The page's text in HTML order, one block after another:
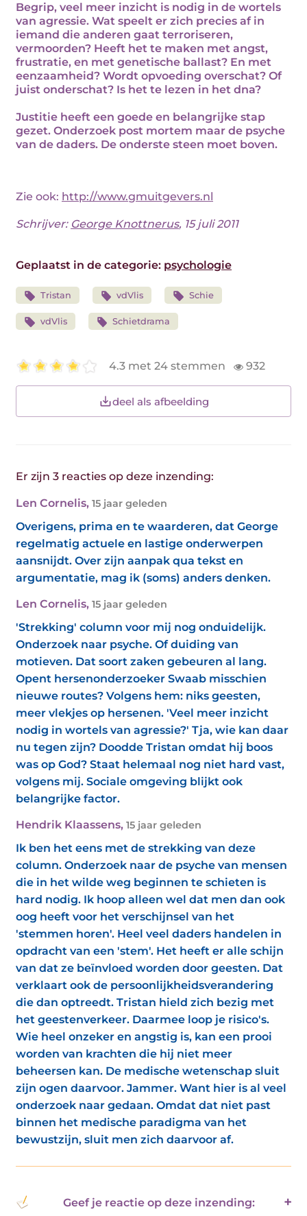
Begrip, veel meer inzicht is nodig in de wortels
van agressie. Wat speelt er zich precies af in
iemand die anderen gaat terroriseren,
vermoorden? Heeft het te maken met angst,
frustratie, en met genetische ballast? En met
eenzaamheid? Wordt opvoeding overschat? Of
juist onderschat? Is het te lezen in het dna?
Justitie heeft een goede en belangrijke stap
gezet. Onderzoek post mortem maar de psyche
van de daders. De onderste steen moet boven.
Zie ook: http://www.gmuitgevers.nl
Schrijver: George Knottnerus, 15 juli 2011
Geplaatst in de categorie: psychologie
Tristan vdVlis Schie
vdVlis Schietdrama
4.3 met 24 stemmen 932
deel als afbeelding
Er zijn 3 reacties op deze inzending:
Len Cornelis, 15 jaar geleden
Overigens, prima en te waarderen, dat George
regelmatig actuele en lastige onderwerpen
aansnijdt. Over zijn aanpak qua tekst en
argumentatie, mag ik (soms) anders denken.
Len Cornelis, 15 jaar geleden
'Strekking' column voor mij nog onduidelijk.
Onderzoek naar psyche. Of duiding van
motieven. Dat soort zaken gebeuren al lang.
Opent hersenonderzoeker Swaab misschien
nieuwe routes? Volgens hem: niks geesten,
meer vlekjes op hersenen. 'Veel meer inzicht
nodig in wortels van agressie?' Tja, wie kan daar
nu tegen zijn? Doodde Tristan omdat hij boos
was op God? Staat helemaal nog niet hard vast,
volgens mij. Sociale omgeving blijkt ook
belangrijke factor.
Hendrik Klaassens, 15 jaar geleden
Ik ben het eens met de strekking van deze
column. Onderzoek naar de psyche van mensen
die in het wilde weg beginnen te schieten is
hard nodig. Ik hoop alleen wel dat men dan ook
oog heeft voor het verschijnsel van het
'stemmen horen'. Heel veel daders handelen in
opdracht van een 'stem'. Het heeft er alle schijn
van dat ze beïnvloed worden door geesten. Dat
verklaart ook de persoonlijkheidsverandering
die dan optreedt. Tristan hield zich bezig met
het geestenverkeer. Daarmee loop je risico's.
Wie heel onzeker en angstig is, kan een prooi
worden van krachten die hij niet meer
beheersen kan. De medische wetenschap sluit
zijn ogen daarvoor. Jammer. Want hier is al veel
onderzoek naar gedaan. Omdat dat niet past
binnen het medische paradigma van het
bewustzijn, sluit men zich daarvoor af.
Geef je reactie op deze inzending: